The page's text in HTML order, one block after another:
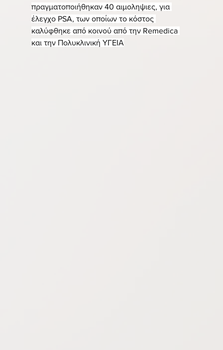
πραγματοποιήθηκαν 40 αιμοληψιες, για
έλεγχο PSA, των οποίων το κόστος
καλύφθηκε από κοινού από την Remedica
και την Πολυκλινική ΥΓΕΙΑ